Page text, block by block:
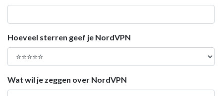
Hoeveel sterren geef je NordVPN
Wat wil je zeggen over NordVPN